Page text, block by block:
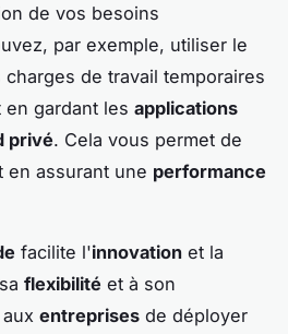
de vos besoins
par exemple, utiliser le
charges de travail temporaires
gardant les applications
privé. Cela vous permet de
en assurant une performance
facilite l'innovation et la
flexibilité et à son
entreprises de déployer